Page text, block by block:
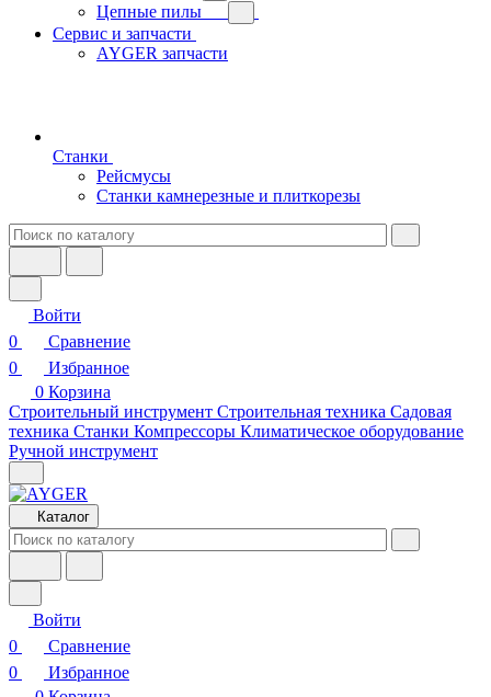
Цепные пилы
Сервис и запчасти
AYGER запчасти
Станки
Рейсмусы
Станки камнерезные и плиткорезы
Войти
0
Сравнение
0
Избранное
0 Корзина
Строительный инструмент Строительная техника Садовая
техника Станки Компрессоры Климатическое оборудование
Ручной инструмент
Каталог
Войти
0
Сравнение
0
Избранное